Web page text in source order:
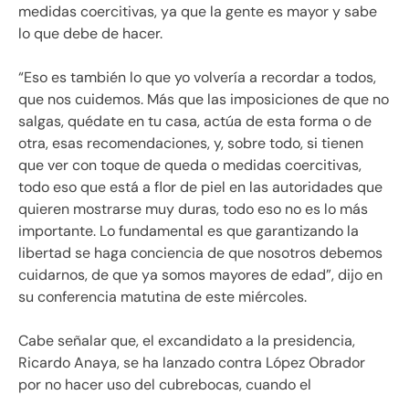
medidas coercitivas, ya que la gente es mayor y sabe
lo que debe de hacer.
“Eso es también lo que yo volvería a recordar a todos,
que nos cuidemos. Más que las imposiciones de que no
salgas, quédate en tu casa, actúa de esta forma o de
otra, esas recomendaciones, y, sobre todo, si tienen
que ver con toque de queda o medidas coercitivas,
todo eso que está a flor de piel en las autoridades que
quieren mostrarse muy duras, todo eso no es lo más
importante. Lo fundamental es que garantizando la
libertad se haga conciencia de que nosotros debemos
cuidarnos, de que ya somos mayores de edad”, dijo en
su conferencia matutina de este miércoles.
Cabe señalar que, el excandidato a la presidencia,
Ricardo Anaya, se ha lanzado contra López Obrador
por no hacer uso del cubrebocas, cuando el